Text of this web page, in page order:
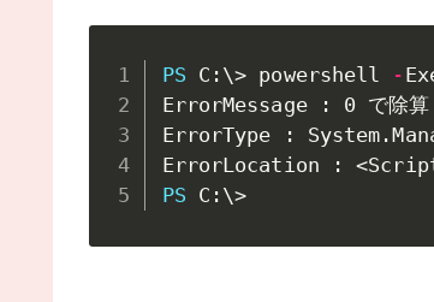
PS C:\> powershell -
ErrorMessage : 0 で除算
ErrorType : System .
ErrorLocation :
PS C:\>